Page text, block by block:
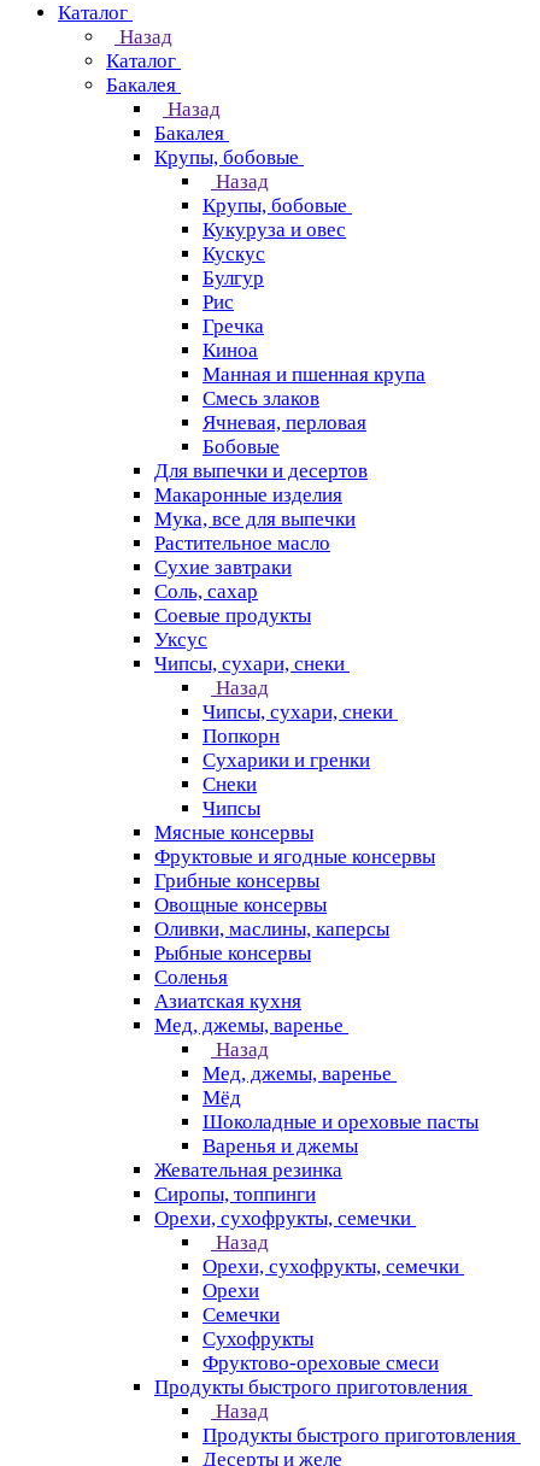
Каталог
Назад
Каталог
Бакалея
Назад
Бакалея
Крупы, бобовые
Назад
Крупы, бобовые
Кукуруза и овес
Кускус
Булгур
Рис
Гречка
Киноа
Манная и пшенная крупа
Смесь злаков
Ячневая, перловая
Бобовые
Для выпечки и десертов
Макаронные изделия
Мука, все для выпечки
Растительное масло
Сухие завтраки
Соль, сахар
Соевые продукты
Уксус
Чипсы, сухари, снеки
Назад
Чипсы, сухари, снеки
Попкорн
Сухарики и гренки
Снеки
Чипсы
Мясные консервы
Фруктовые и ягодные консервы
Грибные консервы
Овощные консервы
Оливки, маслины, каперсы
Рыбные консервы
Соленья
Азиатская кухня
Мед, джемы, варенье
Назад
Мед, джемы, варенье
Мёд
Шоколадные и ореховые пасты
Варенья и джемы
Жевательная резинка
Сиропы, топпинги
Орехи, сухофрукты, семечки
Назад
Орехи, сухофрукты, семечки
Орехи
Семечки
Сухофрукты
Фруктово-ореховые смеси
Продукты быстрого приготовления
Назад
Продукты быстрого приготовления
Десерты и желе